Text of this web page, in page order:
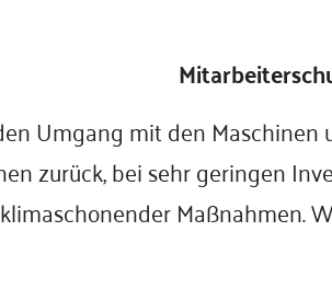
Umgang mit den
zurück, bei sehr geringen
Maßnahmen.